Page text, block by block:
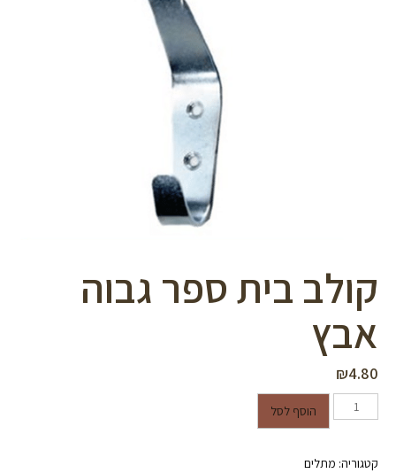
לאפס
את
כל
האפשרויות
cached
קולב בית ספר גבוה
אבץ
₪4.80
כמות של קולב בית ספר גבוה אבץ
הוסף לסל
קטגוריה: מתלים